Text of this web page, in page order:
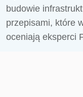
budowie
przepisami, które
oceniają eksperci